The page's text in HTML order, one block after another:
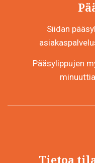
Siidan
Pääsylippujen
Tietoa